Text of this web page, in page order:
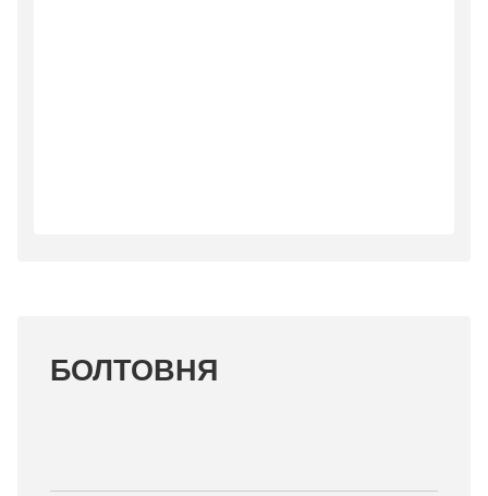
БОЛТОВНЯ